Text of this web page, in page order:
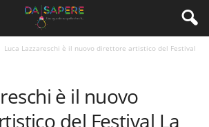
Luca Lazzareschi è il nuovo direttore artistico del Festival
è il nuovo
del Festival La